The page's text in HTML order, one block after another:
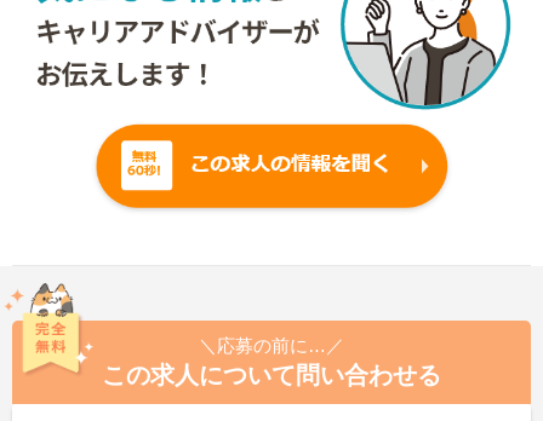
＼応募の前に…／
この求人について問い合わせる